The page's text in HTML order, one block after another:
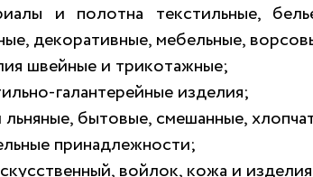
и полотна текстильные,
декоративные, мебельные,
швейные и трикотажные;
галантерейные изделия;
льняные, бытовые, смешанные,
принадлежности;
войлок, кожа и